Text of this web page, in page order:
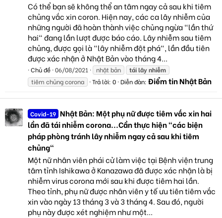
Có thể bạn sẽ không thể an tâm ngay cả sau khi tiêm
chủng vắc xin coron. Hiện nay, các ca lây nhiễm của
những người đã hoàn thành việc chủng ngừa "lần thứ
hai" đang lần lượt được báo cáo. Lây nhiễm sau tiêm
chủng, được gọi là "lây nhiễm đột phá", lần đầu tiên
được xác nhận ở Nhật Bản vào tháng 4...
Chủ đề 06/08/2021 nhật bản táilâynhiễm
tiêm chủng corona
Trả lời: 0 Diễn đàn: Điểm tin Nhật Bản
Covid-19 Nhật Bản: Một phụ nữ được tiêm vắc xin hai
lần đã tái nhiễm corona...Cần thực hiện "các biện
pháp phòng tránh lây nhiễm ngay cả sau khi tiêm
chủng"
Một nữ nhân viên phái cử làm việc tại Bệnh viện trung
tâm tỉnh Ishikawa ở Kanazawa đã được xác nhận là bị
nhiễm virus corona mới sau khi được tiêm hai lần.
Theo tỉnh, phụ nữ được nhân viên y tế ưu tiên tiêm vắc
xin vào ngày 13 tháng 3 và 3 tháng 4. Sau đó, người
phụ này được xét nghiệm như một...